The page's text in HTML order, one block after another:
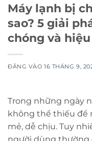
Máy lạnh bị
sao? 5 giải
chóng và
ĐĂNG VÀO16 THÁNG 9,
Trong những ngày
không thể thiếu để
mẻ, dễ chịu. Tuy
người dùng thường